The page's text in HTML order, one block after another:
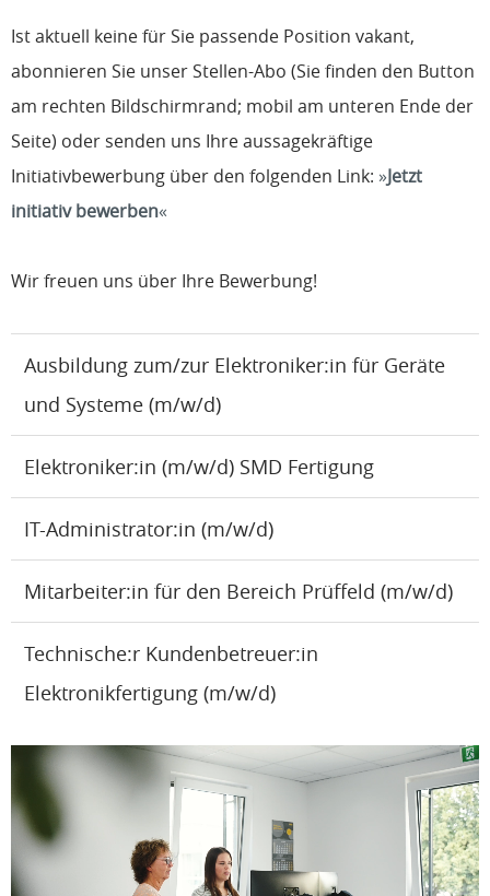
Ist aktuell keine für Sie passende Position vakant,
abonnieren Sie unser Stellen-Abo (Sie finden den Button
am rechten Bildschirmrand; mobil am unteren Ende der
Seite) oder senden uns Ihre aussagekräftige
Initiativbewerbung über den folgenden Link:
Jetzt
initiativ bewerben
Wir freuen uns über Ihre Bewerbung!
Ausbildung zum/zur Elektroniker:in für Geräte
und Systeme (m/w/d)
Elektroniker:in (m/w/d) SMD Fertigung
IT-Administrator:in (m/w/d)
Mitarbeiter:in für den Bereich Prüffeld (m/w/d)
Technische:r Kundenbetreuer:in
Elektronikfertigung (m/w/d)